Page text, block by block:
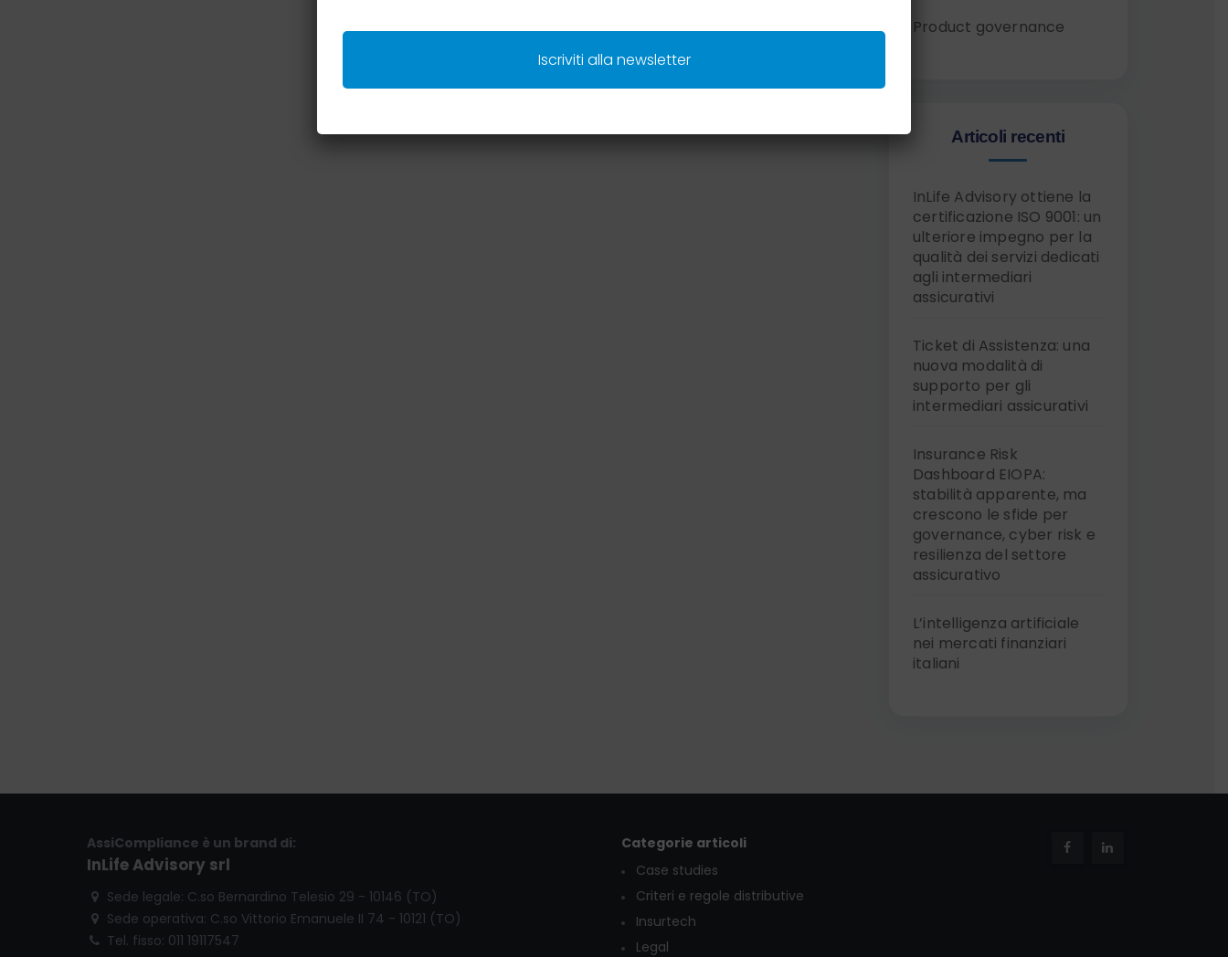
Product governance
Articoli recenti
InLife Advisory ottiene la
certificazione ISO 9001: un
ulteriore impegno per la
qualità dei servizi dedicati
agli intermediari
assicurativi
Ticket di Assistenza: una
nuova modalità di
supporto per gli
intermediari assicurativi
Insurance Risk
Dashboard EIOPA:
stabilità apparente, ma
crescono le sfide per
governance, cyber risk e
resilienza del settore
assicurativo
L’intelligenza artificiale
nei mercati finanziari
italiani
AssiCompliance è un brand di:
InLife Advisory srl
Sede legale: C.so Bernardino Telesio 29 - 10146 (TO)
Sede operativa: C.so Vittorio Emanuele II 74 - 10121 (TO)
Tel. fisso: 011 19117547
Categorie articoli
Case studies
Criteri e regole distributive
Insurtech
Legal
Iscriviti alla newsletter